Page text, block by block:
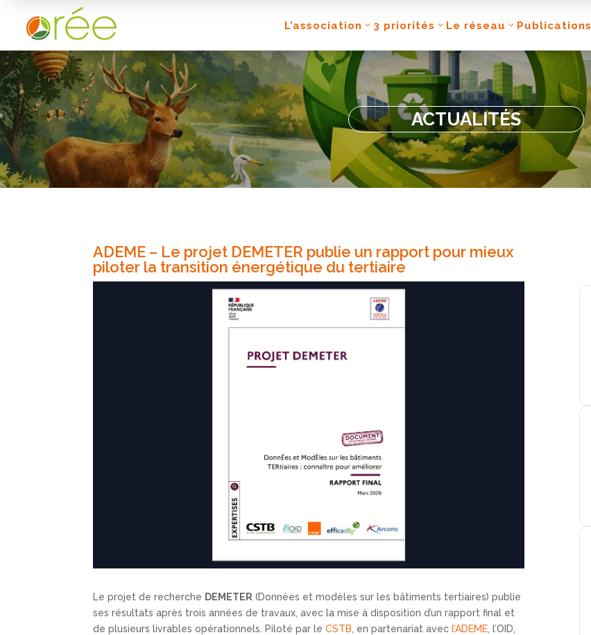
L’association 3 priorités Le réseau Publications
ACTUALITÉS
ADEME – Le projet DEMETER publie un rapport pour mieux
piloter la transition énergétique du tertiaire
Le projet de recherche DEMETER (Données et modèles sur les bâtiments tertiaires) publie
ses résultats après trois années de travaux, avec la mise à disposition d’un rapport final et
de plusieurs livrables opérationnels. Piloté par leCSTB , en partenariat avec l’ADEME , l’OID,